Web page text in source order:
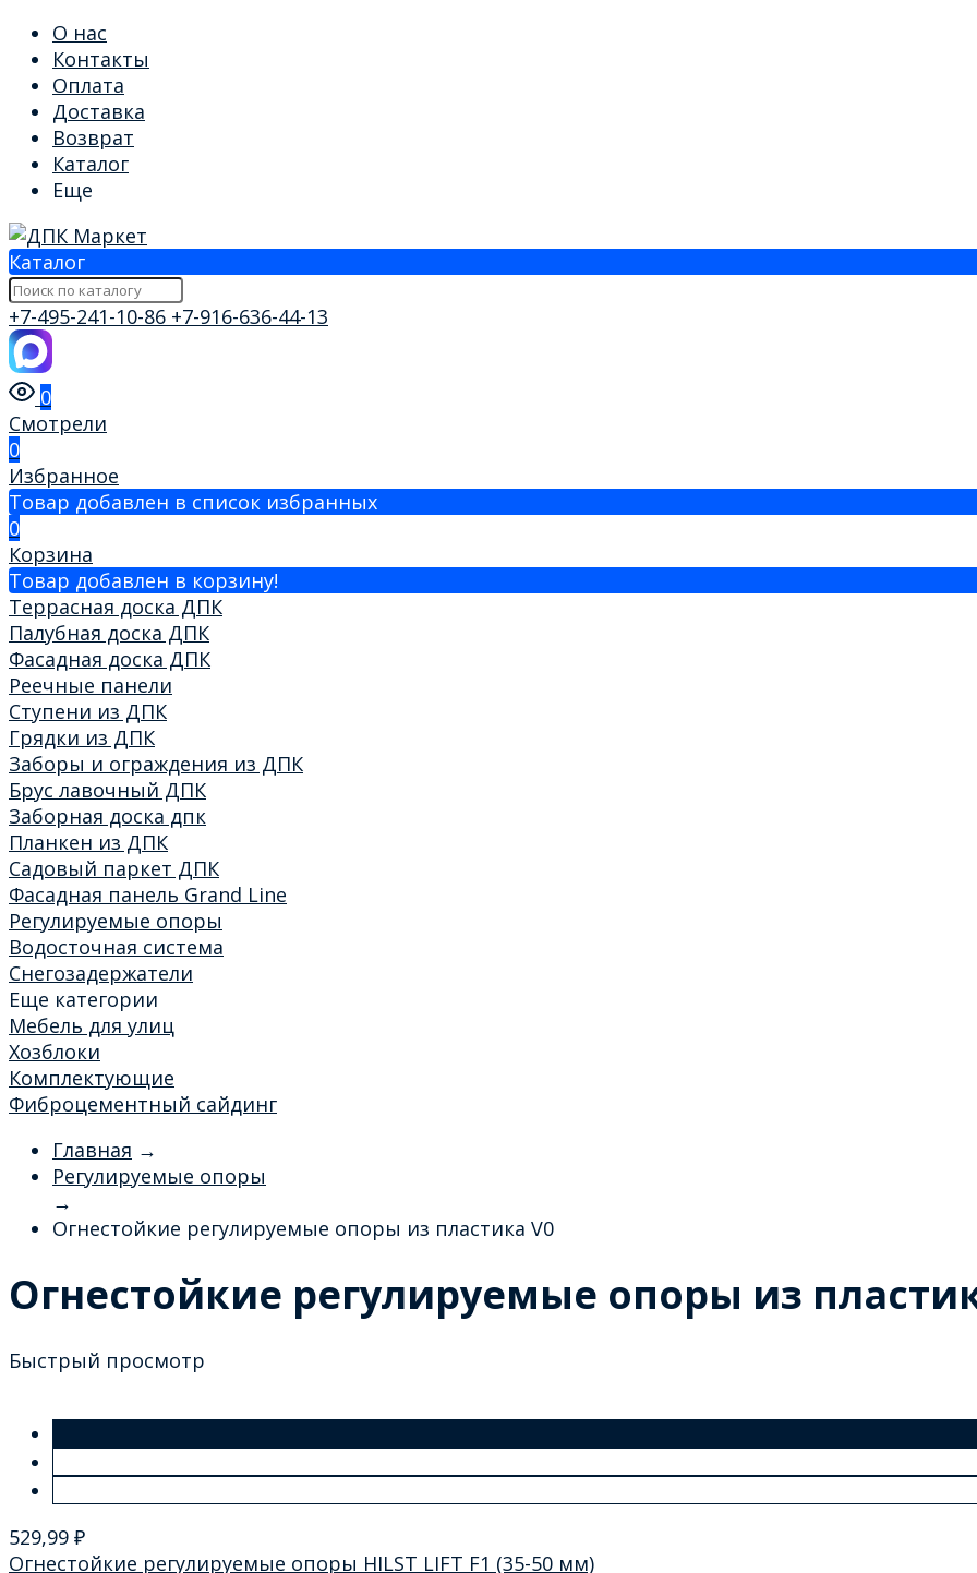
О нас
Контакты
Оплата
Доставка
Возврат
Каталог
Еще
Каталог
+7-495-241-10-86 +7-916-636-44-13
0
Смотрели
0
Избранное
Товар добавлен в список избранных
0
Корзина
Товар добавлен в корзину!
Террасная доска ДПК
Палубная доска ДПК
Фасадная доска ДПК
Реечные панели
Ступени из ДПК
Грядки из ДПК
Заборы и ограждения из ДПК
Брус лавочный ДПК
Заборная доска дпк
Планкен из ДПК
Садовый паркет ДПК
Фасадная панель Grand Line
Регулируемые опоры
Водосточная система
Снегозадержатели
Еще категории
Мебель для улиц
Хозблоки
Комплектующие
Фиброцементный сайдинг
Главная →
Регулируемые опоры
→
Огнестойкие регулируемые опоры из пластика V0
Огнестойкие регулируемые опоры из
Быстрый просмотр
529,99 ₽
Огнестойкие регулируемые опоры HILST LIFT F1 (35-50 мм)